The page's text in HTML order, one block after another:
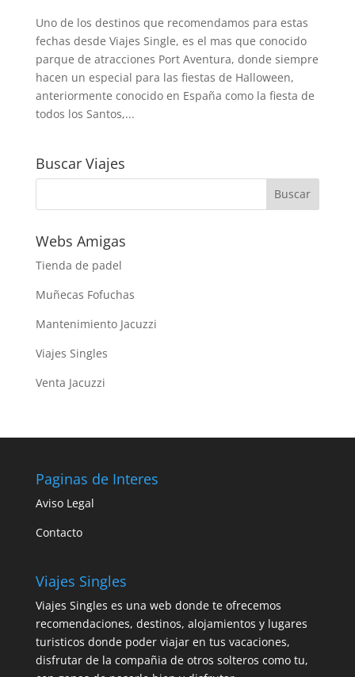
Uno de los destinos que recomendamos para estas
fechas desde Viajes Single, es el mas que conocido
parque de atracciones Port Aventura, donde siempre
hacen un especial para las fiestas de Halloween,
anteriormente conocido en España como la fiesta de
todos los Santos,...
Buscar Viajes
Webs Amigas
Tienda de padel
Muñecas Fofuchas
Mantenimiento Jacuzzi
Viajes Singles
Venta Jacuzzi
Paginas de Interes
Aviso Legal
Contacto
Viajes Singles
Viajes Singles es una web donde te ofrecemos
recomendaciones, destinos, alojamientos y lugares
turisticos donde poder viajar en tus vacaciones,
disfrutar de la compañia de otros solteros como tu,